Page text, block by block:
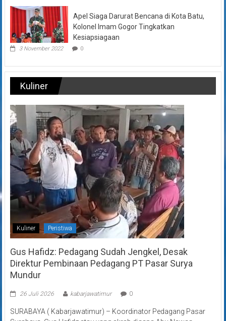
Apel Siaga Darurat Bencana di Kota Batu,
Kolonel Imam Gogor Tingkatkan
Kesiapsiagaan
3 November 2022 0
Kuliner
Kuliner Peristiwa
Gus Hafidz: Pedagang Sudah Jengkel, Desak
Direktur Pembinaan Pedagang PT Pasar Surya
Mundur
26 Juli 2026 kabarjawatimur 0
SURABAYA ( Kabarjawatimur) – Koordinator Pedagang Pasar